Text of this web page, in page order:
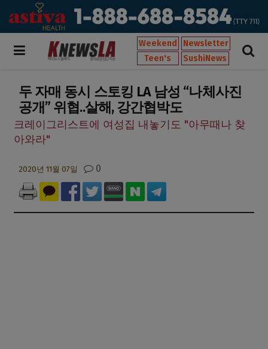
Weekend
Newsletter
Teen's
SushiNews
두 자매 동시 스토킹 LA 남성 “나체사진
공개” 위협..살해, 강간협박도
크레이그리스트에 여성집 내놓기도 "아무때나 찾
아와라"
2020년 11월 07일 0